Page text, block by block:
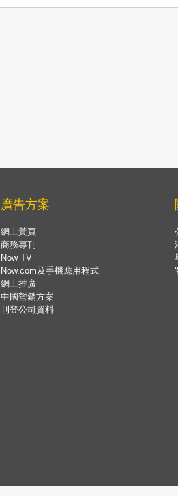
廣告方案
網上黃頁
商務專刊
Now TV
Now.com及手機應用程式
網上推廣
中國營銷方案
刊登公司資料